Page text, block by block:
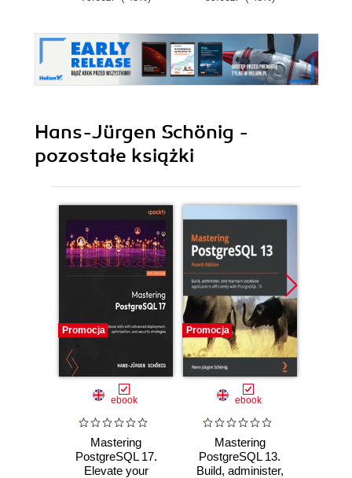
Hans-Jürgen Schönig -
pozostałe książki
Promocja
ebook
Mastering
PostgreSQL 17.
Elevate your
Promocja
ebook
Mastering
PostgreSQL 13.
Build, administer,